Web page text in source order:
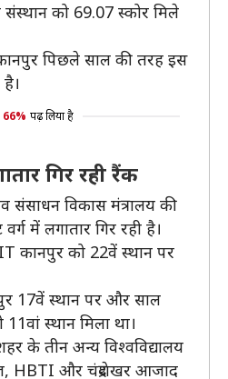
को 69.07 स्कोर मिले
पिछले साल की तरह इस
66% पढ़ लिया है
गिर रही रैंक
संसाधन विकास मंत्रालय की
में लगातार गिर रही है।
कानपुर को 22वें स्थान पर
17वें स्थान पर और साल
स्थान मिला था।
के तीन अन्य विश्वविद्यालय
HBTI और चंद्रशेखर आजाद